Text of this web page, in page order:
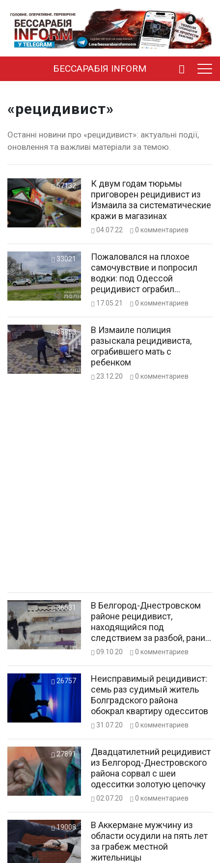
БЕССАРАБІЯ INFORM
«рецидивист»
Останні новини про «рецидивист»: актуальні події,
оновлення та важливі матеріали за темою.
57132
К двум годам тюрьмы
приговорен рецидивист из
Измаила за систематические
кражи в магазинах
04.07.22 0 комментариев
33021
Пожаловался на плохое
самочувствие и попросил
водки: под Одессой
рецидивист ограбил
пенсионерку
17.05.21 0 комментариев
38853
В Измаиле полиция
разыскала рецидивиста,
ограбившего мать с
ребенком
23.12.20 0 комментариев
36531
В Белгород-Днестровском
районе рецидивист,
находящийся под
следствием за разбой, ранил
ножом односельчанина
09.10.20 0 комментариев
26757
Неисправимый рецидивист:
семь раз судимый житель
Болградского района
обокрал квартиру одесситов
31.07.20 0 комментариев
27891
Двадцатилетний рецидивист
из Белгород-Днестровского
района сорвал с шеи
одесситки золотую цепочку
02.07.20 0 комментариев
19008
В Аккермане мужчину из
области осудили на пять лет
за грабеж местной
жительницы